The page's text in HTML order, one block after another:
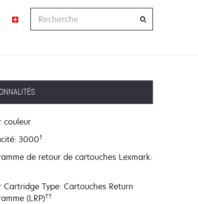
Recherche
couleur
3000†
de retour de cartouches Lexmark:
Cartridge Type: Cartouches Return
(LRP)††